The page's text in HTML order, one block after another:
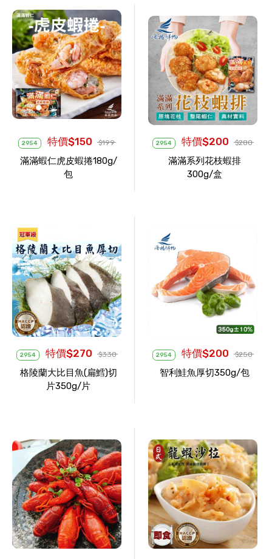
2954 特價$150 $199
滿滿蝦仁虎皮蝦捲180g/
包
2954 特價$200 $280
滿滿系列花枝蝦排
300g/盒
2954 特價$270 $330
格陵蘭大比目魚(扁鱈)切
片350g/片
2954 特價$200 $250
智利鮭魚厚切350g/包